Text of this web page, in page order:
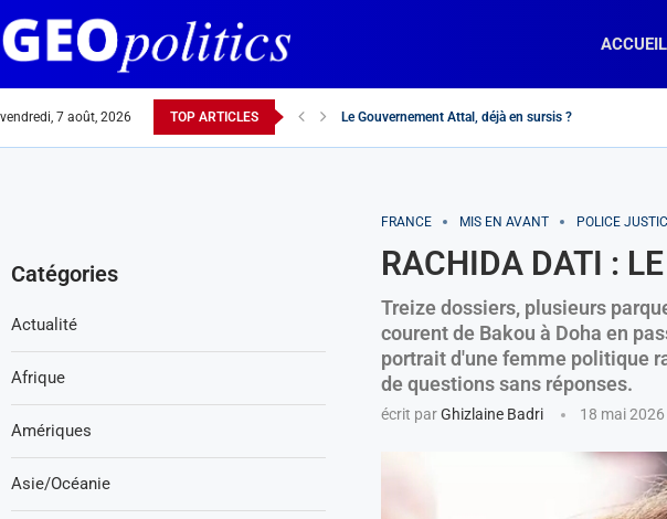
ACCUEIL
vendredi, 7 août, 2026 TOP ARTICLES Le Gouvernement Attal, déjà en sursis ?
Elections européennes : « Rassemblement National »
Interview de Monsieur Abdoulkader Kamil Mohamed,
La langue française au Maghreb : « fin de la divine
Réchauffement France-Maroc : encore un effort !
Dans l’affaire de l’UNRWA, la diplomatie macronienne
Hannibal, source d’inspiration pour Napoléon
Rachida Dati « n’ayez pas peur » dit-elle…
France-Maroc : alliés ou concurrents en Afrique
Pourquoi l’hydre antisémite prospère-t-elle en France
FRANCE MIS EN AVANT POLICE
RACHIDA DATI :
Treize dossiers, plusieurs
courent de Bakou à Doha en
portrait d'une femme politique
de questions sans réponses.
écrit parGhizlaine Badri 18 mai 2026
Catégories
Actualité
Afrique
Amériques
Asie/Océanie